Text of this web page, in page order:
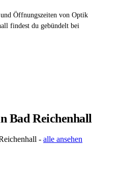
Öffnungszeiten von Optik
findest du gebündelt bei
Bad Reichenhall
- alle ansehen